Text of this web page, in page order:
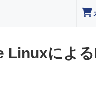
Linuxによ